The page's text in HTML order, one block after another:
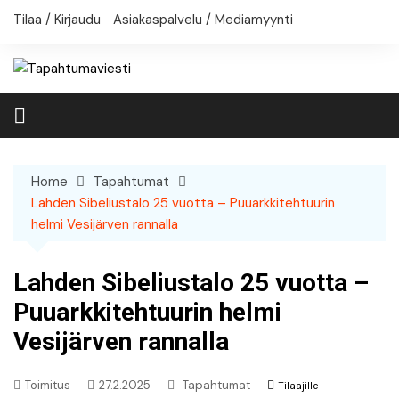
Skip
Tilaa / Kirjaudu Asiakaspalvelu / Mediamyynti
Home
Tapahtumat
Lahden Sibeliustalo 25 vuotta – Puuarkkitehtuurin
helmi Vesijärven rannalla
Lahden Sibeliustalo 25 vuotta –
Puuarkkitehtuurin helmi
Vesijärven rannalla
Toimitus 27.2.2025 Tapahtumat Tilaajille